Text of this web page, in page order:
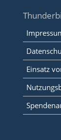
Einsatz